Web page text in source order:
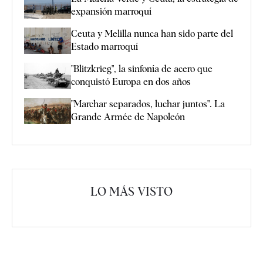
expansión marroquí
Ceuta y Melilla nunca han sido parte del
Estado marroquí
"Blitzkrieg", la sinfonía de acero que
conquistó Europa en dos años
"Marchar separados, luchar juntos". La
Grande Armée de Napoleón
LO MÁS VISTO